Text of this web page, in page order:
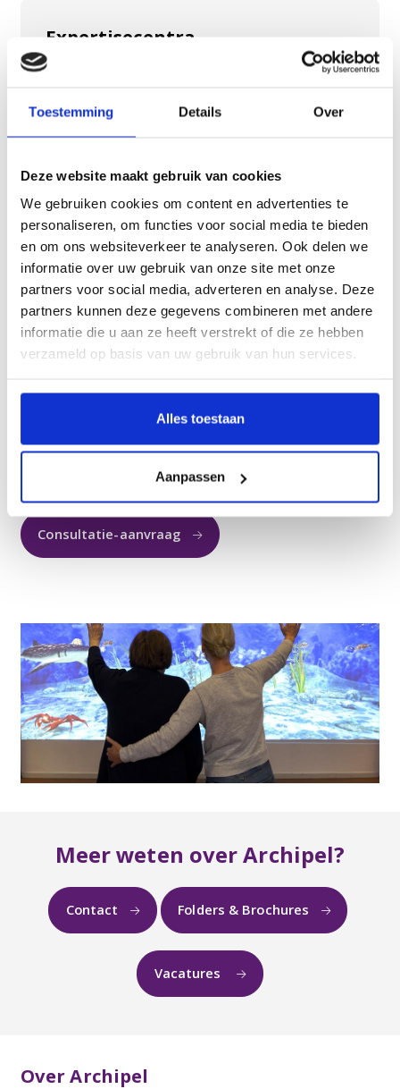
Toestemming Details Over
Deze website maakt gebruik van cookies
We gebruiken cookies om content en advertenties te
personaliseren, om functies voor social media te bieden
en om ons websiteverkeer te analyseren. Ook delen we
informatie over uw gebruik van onze site met onze
partners voor social media, adverteren en analyse. Deze
partners kunnen deze gegevens combineren met andere
informatie die u aan ze heeft verstrekt of die ze hebben
verzameld op basis van uw gebruik van hun services.
Alles toestaan
Aanpassen
Expertisecentra
Consultatie en advies voor verwijzers
Dementie op jonge leeftijd
Niet-aangeboren hersenletsel (NAH)
Parkinson
Beademingszorg
Hoog intensieve somatische zorg
Observatieafdeling Samosplein binnen
Seksualiteit en intimiteit
Innovatie en Ontwikkeling
Consultatie-aanvraag
Meer weten over Archipel?
Contact Folders & Brochures
Vacatures
Over Archipel